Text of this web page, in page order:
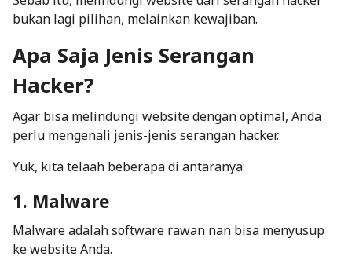
bukan lagi pilihan, melainkan kewajiban.
Apa Saja Jenis Serangan
Hacker?
Agar bisa melindungi website dengan optimal, Anda
perlu mengenali jenis-jenis serangan hacker.
Yuk, kita telaah beberapa di antaranya:
1. Malware
Malware adalah software rawan nan bisa menyusup
ke website Anda.